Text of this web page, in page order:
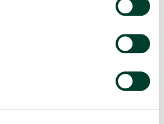
Bekijk deze video arrow_forward